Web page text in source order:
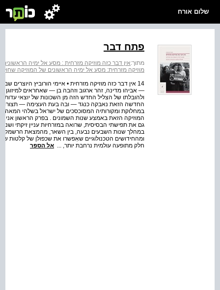
שלום אורח
פתח דבר
מתוך:אין דבר כזה מוזיקה מזרחית : מסע אל ימיה
מוזיקה מזרחית: מסע אל ימיה הראשונים של המוזיקה
14 אין דבר כזה מוזיקה מזרחית • איימי הורוביץ
— אביהו מדינה, זהר ארגוב וזהבה בן — שאחראים למיזוגן
ולהובלתו של הצליל החדש הזה מן השכונות של יוצאי
החדשה הזאת נאבקה כנגד — ובה בעת העצימה — תצורות
במחלוקת ומקורותיה המסוכסכים של ישראל בשלהי
המוזיקה הזאת באמצע שנות השמונים . בפרק הראשון אני
גם את תפישתי הבסיסית, שרואה במזרחיות עניין זיקתי
במהלך שנות השבעים נבעה, בין השאר, מהמצאת הרשמקול (
ומהחידושים הטכנולוגיים שאִפשרו את שכפולן של קלטות
חלק מתופעה עולמית נרחבת יותר, ... אל הספר